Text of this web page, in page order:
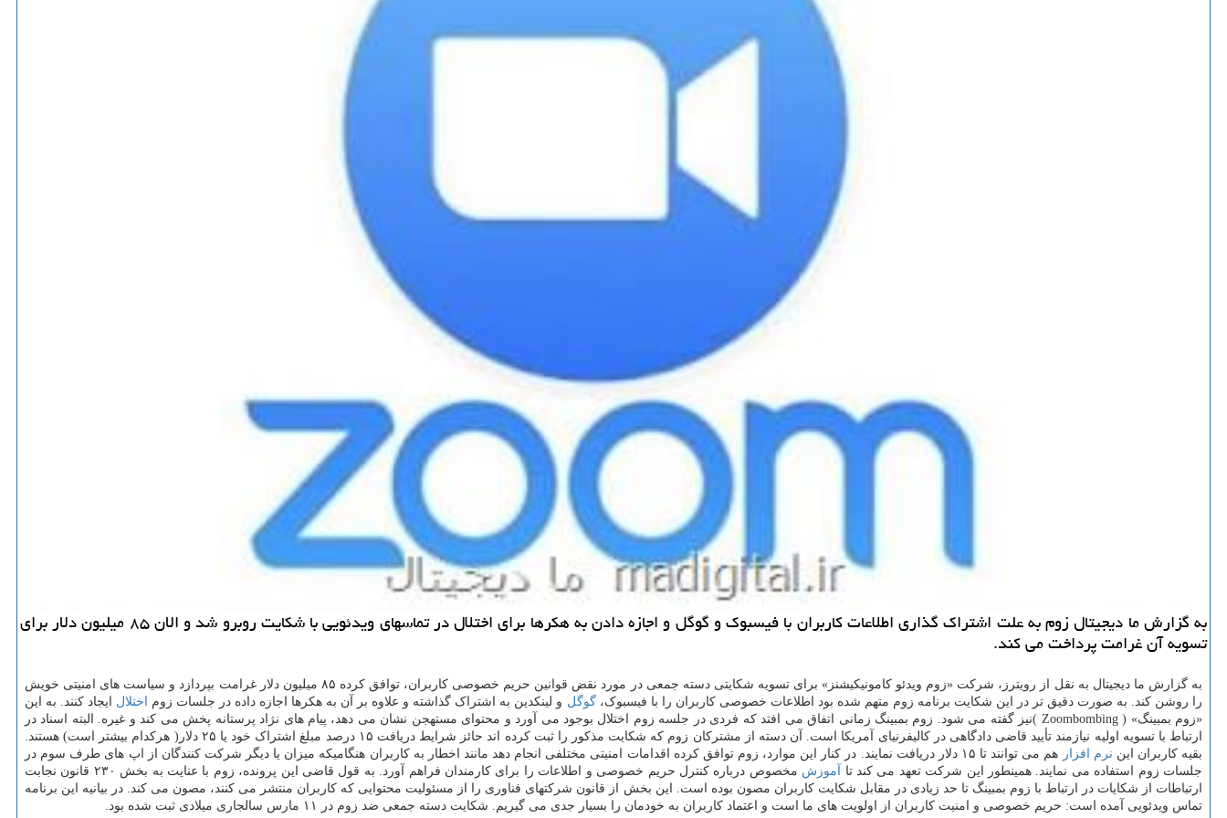
به گزارش ما دیجیتال زوم به علت اشتراک گذاری اطلاعات کاربران با فیسبوک و گوگل و اجازه دادن به هکرها برای اختلال در تماسهای ویدئویی با شکایت روبرو شد و الان ۸۵ میلیون دلار برای
تسویه آن غرامت پرداخت می کند.
به گزارش ما دیجیتال به نقل از رویترز، شرکت «زوم ویدئو کامونیکیشنز» برای تسویه شکایتی دسته جمعی در مورد نقض قوانین حریم خصوصی کاربران، توافق کرده ۸۵ میلیون دلار غرامت بپردازد و سیاست های امنیتی خویش
را روشن کند. به صورت دقیق تر در این شکایت برنامه زوم متهم شده بود اطلاعات خصوصی کاربران را با فیسبوک،گوگل و لینکدین به اشتراک گذاشته و علاوه بر آن به هکرها اجازه داده در جلسات زوم اختلال ایجاد کنند. به این
«زوم بمبینگ» ( Zoombombing )نیز گفته می شود. زوم بمبینگ زمانی اتفاق می افتد که فردی در جلسه زوم اختلال بوجود می آورد و محتوای مستهجن نشان می دهد، پیام های نژاد پرستانه پخش می کند و غیره. البته اسناد در
ارتباط با تسویه اولیه نیازمند تأیید قاضی دادگاهی در کالیفرنیای آمریکا است. آن دسته از مشترکان زوم که شکایت مذکور را ثبت کرده اند حائز شرایط دریافت ۱۵ درصد مبلغ اشتراک خود یا ۲۵ دلار( هرکدام بیشتر است) هستند.
بقیه کاربران این نرم افزار
هم می توانند تا ۱۵ دلار دریافت نمایند. در کنار این موارد، زوم توافق کرده اقدامات امنیتی مختلفی انجام دهد مانند اخطار به کاربران هنگامیکه میزان یا دیگر شرکت کنندگان از اپ های طرف سوم در
جلسات زوم استفاده می نمایند. همینطور این شرکت تعهد می کند تا آموزش
مخصوص درباره کنترل حریم خصوصی و اطلاعات را برای کارمندان فراهم آورد. به قول قاضی این پرونده، زوم با عنایت به بخش ۲۳۰ قانون نجابت
ارتباطات از شکایات در ارتباط با زوم بمبینگ تا حد زیادی در مقابل شکایت کاربران مصون بوده است. این بخش از قانون شرکتهای فناوری را از مسئولیت محتوایی که کاربران منتشر می کنند، مصون می کند. در بیانیه این برنامه
تماس ویدئویی آمده است: حریم خصوصی و امنیت کاربران از اولویت های ما است و اعتماد کاربران به خودمان را بسیار جدی می گیریم. شکایت دسته جمعی ضد زوم در ۱۱ مارس سالجاری میلادی ثبت شده بود.